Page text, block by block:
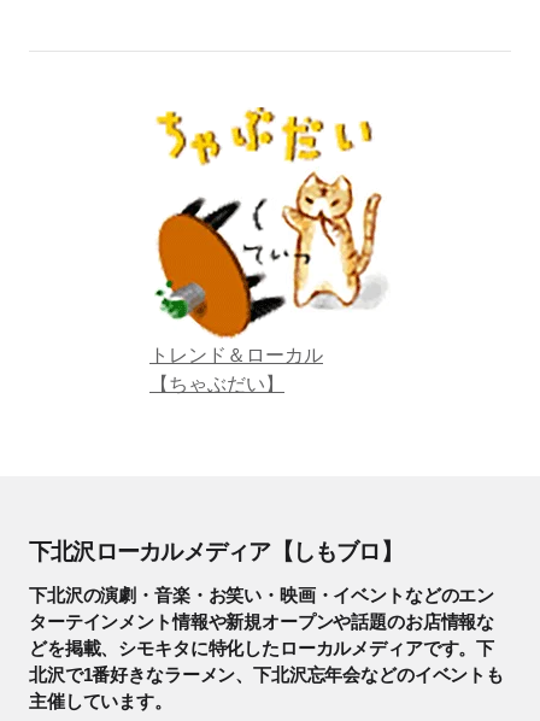
トレンド＆ローカル
【ちゃぶだい】
下北沢ローカルメディア【しもブロ】
下北沢の演劇・音楽・お笑い・映画・イベントなどのエン
ターテインメント情報や新規オープンや話題のお店情報な
どを掲載、シモキタに特化したローカルメディアです。下
北沢で1番好きなラーメン、下北沢忘年会などのイベントも
主催しています。